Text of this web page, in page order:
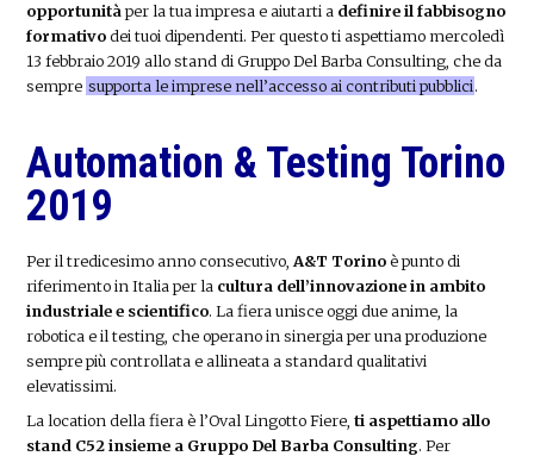
opportunitàper la tua impresa e aiutarti a definire il fabbisogno
formativodei tuoi dipendenti. Per questo ti aspettiamo mercoledì
13 febbraio 2019 allo stand di Gruppo Del Barba Consulting, che da
sempre supporta le imprese nell’accesso ai contributi pubblici.
Automation & Testing Torino
2019
Per il tredicesimo anno consecutivo,A&T Torinoè punto di
riferimento in Italia per la cultura dell’innovazione in ambito
industriale e scientifico. La fiera unisce oggi due anime, la
robotica e il testing, che operano in sinergia per una produzione
sempre più controllata e allineata a standard qualitativi
elevatissimi.
La location della fiera è l’Oval Lingotto Fiere,ti aspettiamo allo
stand C52 insieme a Gruppo Del Barba Consulting. Per